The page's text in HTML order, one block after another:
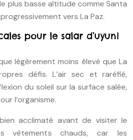
plus basse altitude comme Santa
vers La Paz.
pour le salar d’uyuni
légèrement moins élevé que La
défis. L’air sec et raréfié,
du soleil sur la surface salée,
l’organisme.
acclimaté avant de visiter le
vêtements chauds, car les